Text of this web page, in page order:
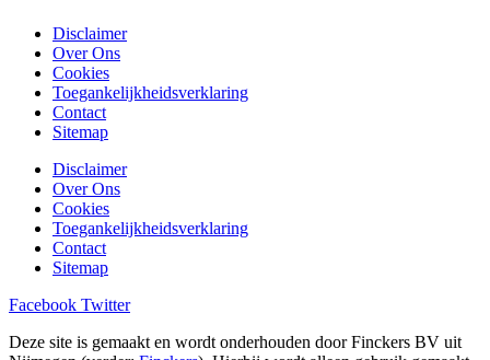
Disclaimer
Over Ons
Cookies
Toegankelijkheidsverklaring
Contact
Sitemap
Disclaimer
Over Ons
Cookies
Toegankelijkheidsverklaring
Contact
Sitemap
Facebook Twitter
Deze site is gemaakt en wordt onderhouden door Finckers BV uit